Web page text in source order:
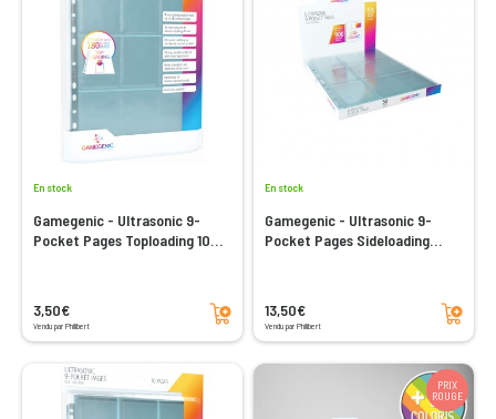
En stock
Gamegenic - Ultrasonic 9-
Pocket Pages Toploading 10
3,50€
Vendu par Philibert
Ajouter au panier
En stock
Gamegenic - Ultrasonic 9-
Pocket Pages Sideloading
13,50€
Vendu par Philibert
Ajouter au panier
PRIX
ROUGE